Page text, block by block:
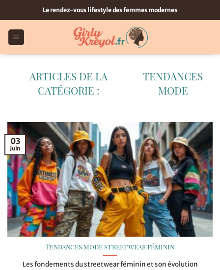
au
contenu
Le rendez-vous lifestyle des femmes modernes
TENDANCES
MODE
Tendances mode streetwear féminin
Les fondements du streetwear féminin et son évolution
03
Juin